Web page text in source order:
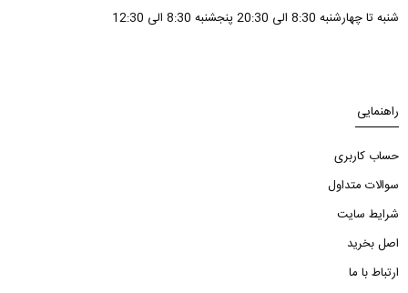
شنبه تا چهارشنبه 8:30 الی 20:30 پنجشنبه 8:30 الی 12:30
راهنمایی
حساب کاربری
سوالات متداول
شرایط سایت
اصل بخرید
ارتباط با ما